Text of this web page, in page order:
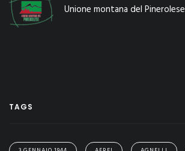
Unione montana del Pinerolese
TAGS